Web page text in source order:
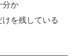
分か
を残している